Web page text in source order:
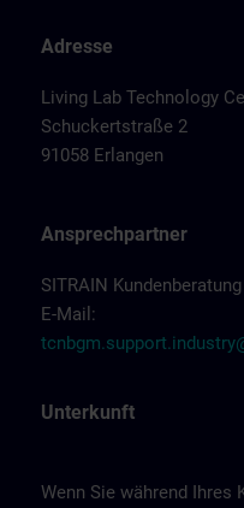
Adresse
Living Lab Technology
Schuckertstraße 2
91058 Erlangen
Ansprechpartner
SITRAIN
E-Mail:
Unterkunft
Wenn Sie während Ihres